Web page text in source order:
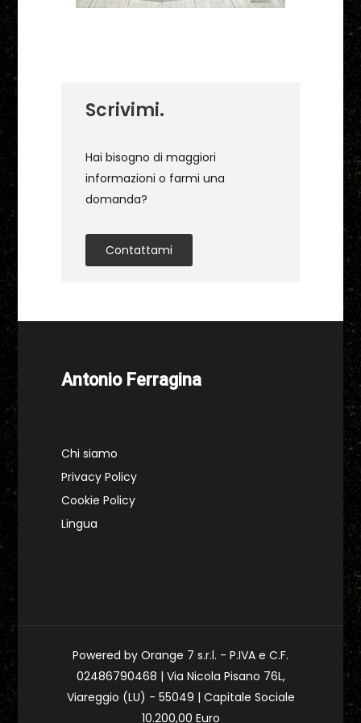
Scrivimi.
Hai bisogno di maggiori
informazioni o farmi una
domanda?
Contattami
Antonio Ferragina
Chi siamo
Privacy Policy
Cookie Policy
Lingua
Powered by Orange 7 s.r.l. - P.IVA e C.F.
02486790468 | Via Nicola Pisano 76L,
Viareggio (LU) - 55049 | Capitale Sociale
10.200,00 Euro